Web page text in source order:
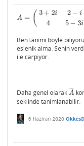
A = ( 3 + 2i
4
2 − i
5 − 3i
A= (3 2 4 ⟹
Ben tanimi boyle
eslenik alma. Senin
ile carpiyor.
Daha genel olarak A
¯¯
¯¯
A¯
seklinde tanimlanabilir.
6 Haziran 2020